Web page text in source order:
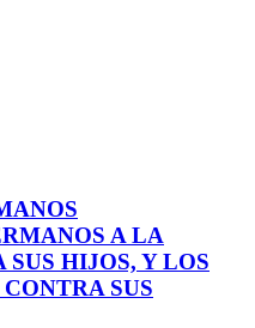
A LA
SUS HIJOS, Y LOS
SUS